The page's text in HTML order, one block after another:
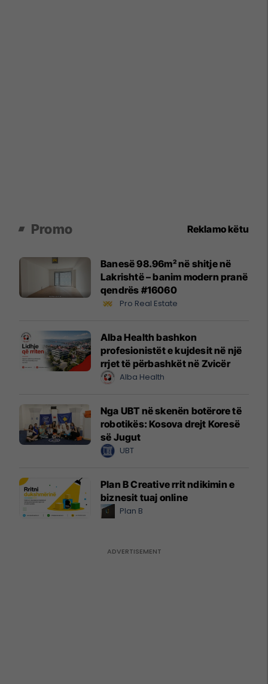
Promo Reklamo këtu
Banesë 98.96m² në shitje në
Lakrishtë – banim modern pranë
qendrës #16060
Pro Real Estate
Alba Health bashkon
profesionistët e kujdesit në një
rrjet të përbashkët në Zvicër
Alba Health
Nga UBT në skenën botërore të
robotikës: Kosova drejt Koresë
së Jugut
UBT
Plan B Creative rrit ndikimin e
biznesit tuaj online
Plan B